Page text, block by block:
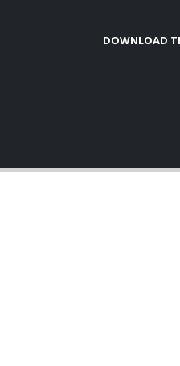
DOWNLOAD